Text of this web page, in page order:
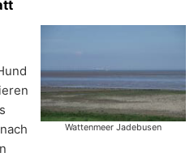
Wattenmeer Jadebusen